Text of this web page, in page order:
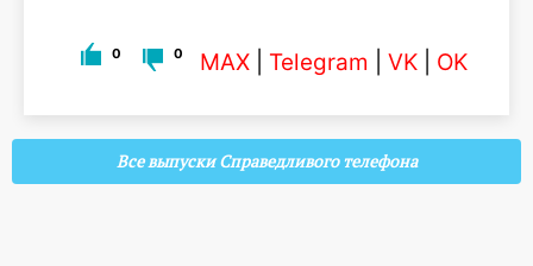
0 0 MAX Telegram VK OK
Все выпуски Справедливого телефона